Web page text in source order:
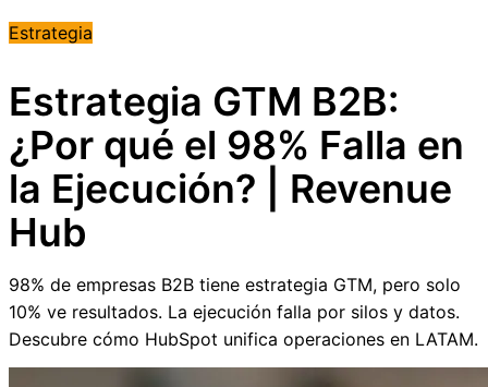
Estrategia
Estrategia GTM B2B:
¿Por qué el 98% Falla en
la Ejecución? | Revenue
Hub
98% de empresas B2B tiene estrategia GTM, pero solo
10% ve resultados. La ejecución falla por silos y datos.
Descubre cómo HubSpot unifica operaciones en LATAM.